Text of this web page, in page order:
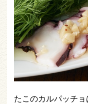
たこのカルパッチ